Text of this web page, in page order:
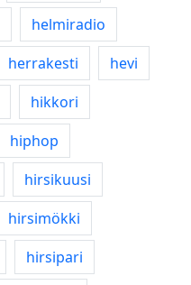
helmiradio
herrakesti
hevi
hikkori
hiphop
hirsikuusi
hirsimökki
hirsipari